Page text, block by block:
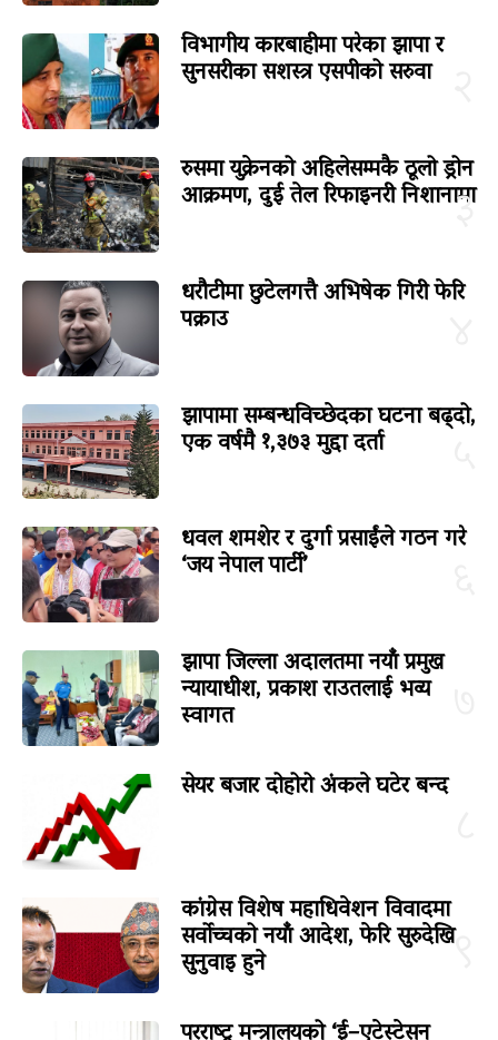
विभागीय कारबाहीमा परेका झापा र
सुनसरीका सशस्त्र एसपीको सरुवा
३
रुसमा युक्रेनको अहिलेसम्मकै ठूलो ड्रोन
आक्रमण, दुई तेल रिफाइनरी निशानामा
धरौटीमा छुटेलगत्तै अभिषेक गिरी फेरि
पक्राउ
झापामा सम्बन्धविच्छेदका घटना बढ्दो,
एक वर्षमै १,३७३ मुद्दा दर्ता
धवल शमशेर र दुर्गा प्रसाईंले गठन गरे
‘जय नेपाल पार्टी’
झापा जिल्ला अदालतमा नयाँ प्रमुख
न्यायाधीश, प्रकाश राउतलाई भव्य
स्वागत
सेयर बजार दोहोरो अंकले घटेर बन्द
९
कांग्रेस विशेष महाधिवेशन विवादमा
सर्वोच्चको नयाँ आदेश, फेरि सुरुदेखि
सुनुवाइ हुने